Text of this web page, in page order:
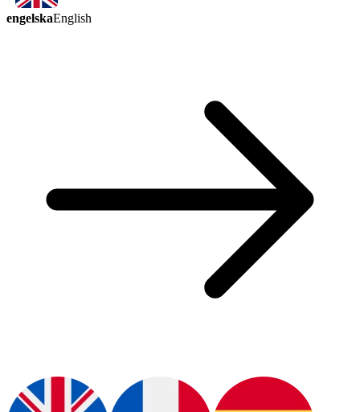
engelskaEnglish